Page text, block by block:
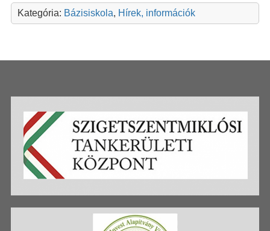
Kategória: Bázisiskola, Hírek, információk